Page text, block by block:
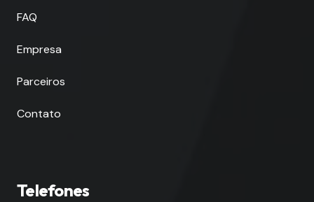
FAQ
Empresa
Parceiros
Contato
Telefones